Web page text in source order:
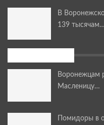
В
139 тысячам…
Воронежцам
Масленицу…
Помидоры в